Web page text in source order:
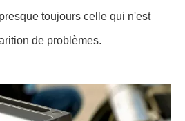
toujours celle qui n'est
de problèmes.